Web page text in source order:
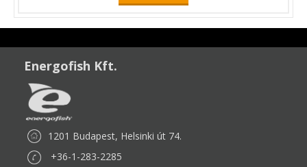
Energofish Kft.
1201 Budapest, Helsinki út 74.
+36-1-283-2285